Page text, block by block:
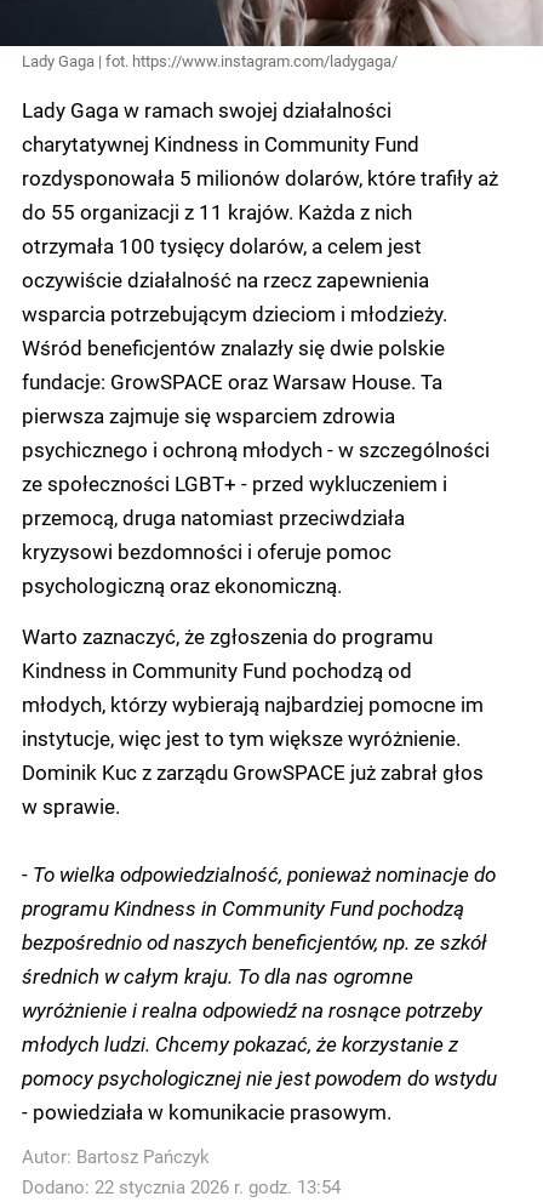
Lady Gaga | fot. https://www.instagram.com/ladygaga/
Lady Gaga w ramach swojej działalności
charytatywnej Kindness in Community Fund
rozdysponowała 5 milionów dolarów, które trafiły aż
do 55 organizacji z 11 krajów. Każda z nich
otrzymała 100 tysięcy dolarów, a celem jest
oczywiście działalność na rzecz zapewnienia
wsparcia potrzebującym dzieciom i młodzieży.
Wśród beneficjentów znalazły się dwie polskie
fundacje: GrowSPACE oraz Warsaw House. Ta
pierwsza zajmuje się wsparciem zdrowia
psychicznego i ochroną młodych - w szczególności
ze społeczności LGBT+ - przed wykluczeniem i
przemocą, druga natomiast przeciwdziała
kryzysowi bezdomności i oferuje pomoc
psychologiczną oraz ekonomiczną.
Warto zaznaczyć, że zgłoszenia do programu
Kindness in Community Fund pochodzą od
młodych, którzy wybierają najbardziej pomocne im
instytucje, więc jest to tym większe wyróżnienie.
Dominik Kuc z zarządu GrowSPACE już zabrał głos
w sprawie.
- To wielka odpowiedzialność, ponieważ nominacje do
programu Kindness in Community Fund pochodzą
bezpośrednio od naszych beneficjentów, np. ze szkół
średnich w całym kraju. To dla nas ogromne
wyróżnienie i realna odpowiedź na rosnące potrzeby
młodych ludzi. Chcemy pokazać, że korzystanie z
pomocy psychologicznej nie jest powodem do wstydu
- powiedziała w komunikacie prasowym.
Autor: Bartosz Pańczyk
Dodano: 22 stycznia 2026 r. godz. 13:54